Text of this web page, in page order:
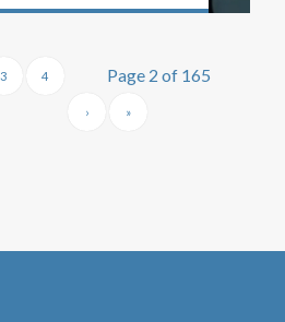
Page 2 of 165
3 4
› »